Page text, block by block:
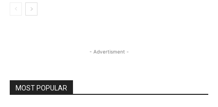
- Advertisment -
MOST POPULAR